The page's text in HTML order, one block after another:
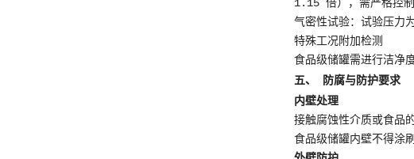
1.15 倍），需严格控制
气密性试验：试验压力
特殊工况附加检测
食品级储罐需进行洁净
五、 防腐与防护要求
内壁处理
接触腐蚀性介质或食品
食品级储罐内壁不得涂